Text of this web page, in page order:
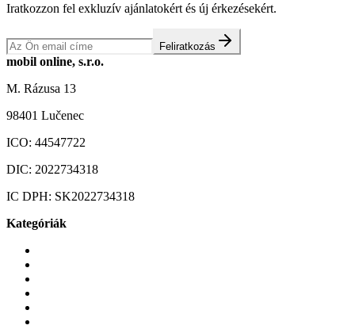
Iratkozzon fel exkluzív ajánlatokért és új érkezésekért.
Feliratkozás
mobil online, s.r.o.
M. Rázusa 13
98401 Lučenec
ICO: 44547722
DIC: 2022734318
IC DPH: SK2022734318
Kategóriák